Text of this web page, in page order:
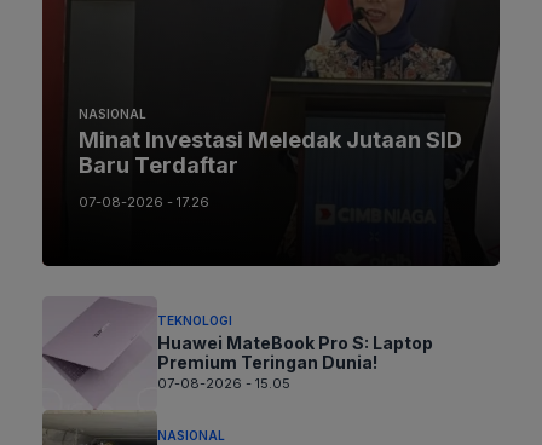
NASIONAL
Minat Investasi Meledak Jutaan SID
Baru Terdaftar
07-08-2026 - 17.26
TEKNOLOGI
Huawei MateBook Pro S: Laptop
Premium Teringan Dunia!
07-08-2026 - 15.05
NASIONAL